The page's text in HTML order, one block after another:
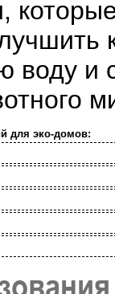
воду и
для эко-домов: